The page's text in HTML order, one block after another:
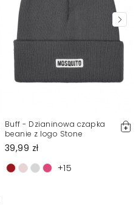
Buff - Dzianinowa czapka
beanie z logo Stone
39,99 zł
+15